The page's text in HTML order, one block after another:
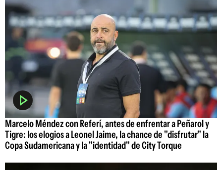
Marcelo Méndez con Referí, antes de enfrentar a Peñarol y
Tigre: los elogios a Leonel Jaime, la chance de "disfrutar" la
Copa Sudamericana y la "identidad" de City Torque